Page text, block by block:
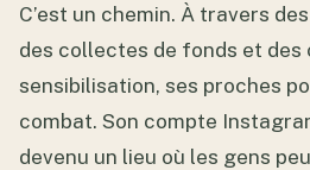
C’est un chemin. À travers
des collectes de fonds et des
sensibilisation, ses proches
combat. Son compte
devenu un lieu où les gens